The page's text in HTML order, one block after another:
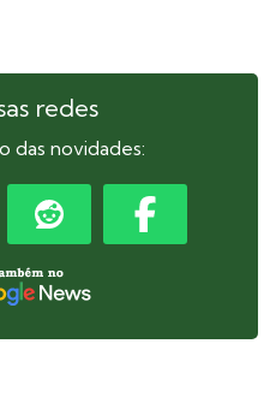
redes
das novidades: